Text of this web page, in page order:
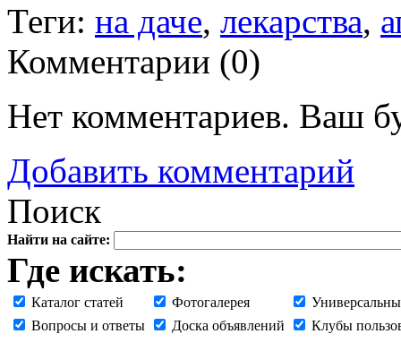
Теги: на даче, лекарства,
Комментарии (0)
Нет комментариев. Ваш
Добавить комментарий
Поиск
Найти на сайте:
Где искать:
Каталог статей Фотогалерея
Вопросы и ответы
Доска объявлений Клубы